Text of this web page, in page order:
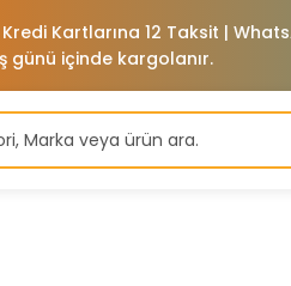
Kartlarına 12 Taksit |
günü içinde kargolanır.